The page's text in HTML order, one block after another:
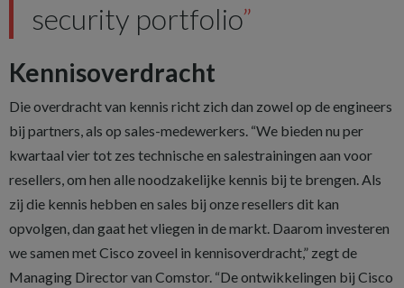
security portfolio
Kennisoverdracht
Die overdracht van kennis richt zich dan zowel op de engineers
bij partners, als op sales-medewerkers. “We bieden nu per
kwartaal vier tot zes technische en salestrainingen aan voor
resellers, om hen alle noodzakelijke kennis bij te brengen. Als
zij die kennis hebben en sales bij onze resellers dit kan
opvolgen, dan gaat het vliegen in de markt. Daarom investeren
we samen met Cisco zoveel in kennisoverdracht,” zegt de
Managing Director van Comstor. “De ontwikkelingen bij Cisco